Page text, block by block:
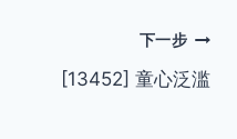
下一步
[13452] 童心泛滥